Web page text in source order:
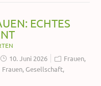
ECHTES
10. Juni 2026 Frauen,
Frauen,Gesellschaft,